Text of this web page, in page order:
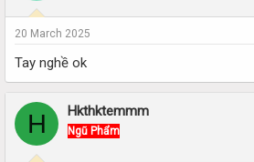
20 March 2025
Tay nghề ok
H Hkthktemmm
Ngũ Phẩm